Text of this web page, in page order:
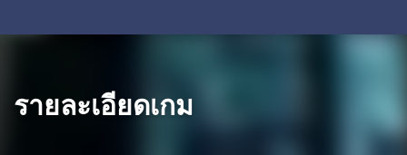
รายละเอียดเกม